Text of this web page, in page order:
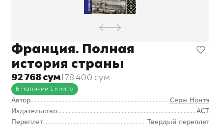
Франция. Полная
история страны
92 768 сум178 400 сум
В наличии 1 книга
Автор
Серж Нонтэ
Издательство
АСТ
Переплет
Твердый переплет